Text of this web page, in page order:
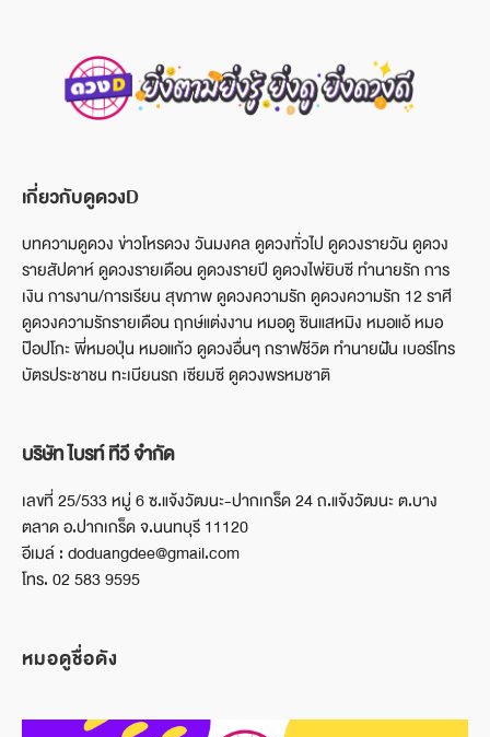
เกี่ยวกับดูดวงD
บทความดูดวง ข่าวโหรดวง วันมงคล ดูดวงทั่วไป ดูดวงรายวัน ดูดวง
รายสัปดาห์ ดูดวงรายเดือน ดูดวงรายปี ดูดวงไพ่ยิบซี ทำนายรัก การ
เงิน การงาน/การเรียน สุขภาพ ดูดวงความรัก ดูดวงความรัก 12 ราศี
ดูดวงความรักรายเดือน ฤกษ์แต่งงาน หมอดู ซินแสหมิง หมอแอ้ หมอ
ป๊อปโกะ พี่หมอปุ่น หมอแก้ว ดูดวงอื่นๆ กราฟชีวิต ทำนายฝัน เบอร์โทร
บัตรประชาชน ทะเบียนรถ เซียมซี ดูดวงพรหมชาติ
บริษัท ไบรท์ ทีวี จำกัด
เลขที่ 25/533 หมู่ 6 ซ.แจ้งวัฒนะ-ปากเกร็ด 24 ถ.แจ้งวัฒนะ ต.บาง
ตลาด อ.ปากเกร็ด จ.นนทบุรี 11120
อีเมล์ : doduangdee@gmail.com
โทร. 02 583 9595
หมอดูชื่อดัง